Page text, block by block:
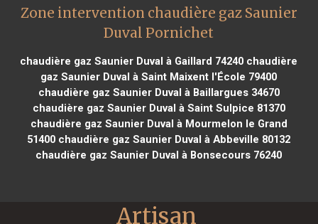
Zone intervention chaudière gaz Saunier
Duval Pornichet
chaudière gaz Saunier Duval à Gaillard 74240 chaudière
gaz Saunier Duval à Saint Maixent l'École 79400
chaudière gaz Saunier Duval à Baillargues 34670
chaudière gaz Saunier Duval à Saint Sulpice 81370
chaudière gaz Saunier Duval à Mourmelon le Grand
51400 chaudière gaz Saunier Duval à Abbeville 80132
chaudière gaz Saunier Duval à Bonsecours 76240
Artisan